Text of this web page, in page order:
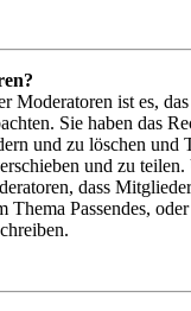
Moderatoren ist es,
Sie haben das
und zu löschen und
und zu
dass
Thema Passendes,